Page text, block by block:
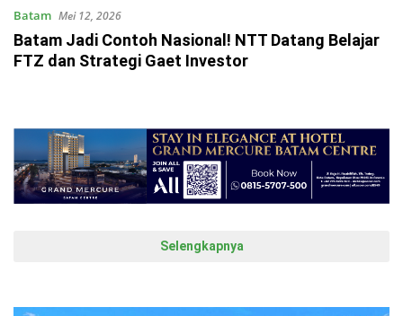
Batam Mei 12, 2026
Batam Jadi Contoh Nasional! NTT Datang Belajar
FTZ dan Strategi Gaet Investor
Selengkapnya